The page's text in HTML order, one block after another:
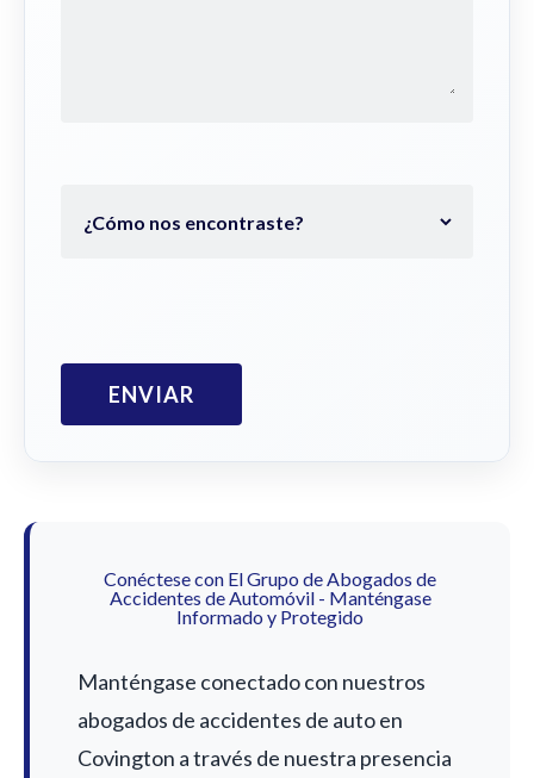
Conéctese con El Grupo de Abogados de
Accidentes de Automóvil - Manténgase
Informado y Protegido
Manténgase conectado con nuestros
abogados de accidentes de auto en
Covington a través de nuestra presencia